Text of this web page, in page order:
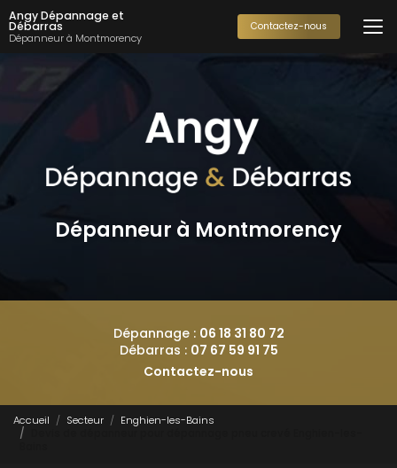
Aller
au
contenu
Angy Dépannage et
Débarras
Dépanneur à Montmorency
Contactez-nous
Dépanneur à Montmorency
Dépannage : 06 18 31 80 72
Débarras : 07 67 59 91 75
Contactez-nous
Accueil Secteur
Enghien-les-Bains